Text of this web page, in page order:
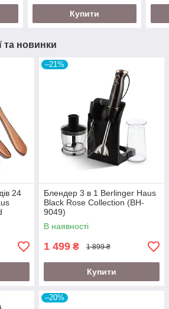
Купити
та новинки
24
–21%
Блендер 3 в 1 Berlinger Haus
Black Rose Collection (BH-
9049)
В наявності
1 499 ₴ 1 899 ₴
Купити
–20%